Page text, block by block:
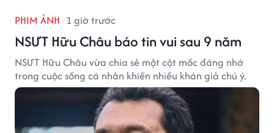
PHIM ẢNH 1 giờ trước
NSƯT Hữu Châu báo tin vui sau 9 năm
NSƯT Hữu Châu vừa chia sẻ một cột mốc đáng nhớ
trong cuộc sống cá nhân khiến nhiều khán giả chú ý.